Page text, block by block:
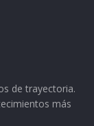
que
Córdova,
una
de trayectoria.
más